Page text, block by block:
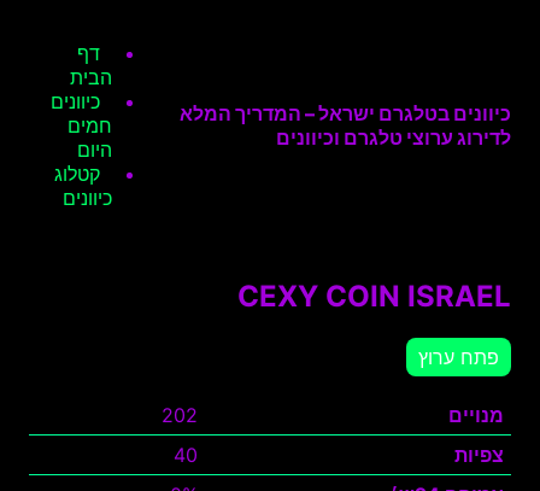
כיוונים בטלגרם ישראל – המדריך המלא
לדירוג ערוצי טלגרם וכיוונים
דף
הבית
כיוונים
חמים
היום
קטלוג
כיוונים
CEXY COIN ISRAEL
פתח ערוץ
מנויים
202
צפיות
40